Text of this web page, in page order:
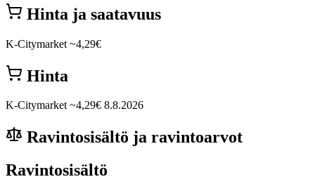
Hinta ja saatavuus
K-Citymarket ~4,29€
Hinta
K-Citymarket ~4,29€ 8.8.2026
Ravintosisältö ja ravintoarvot
Ravintosisältö